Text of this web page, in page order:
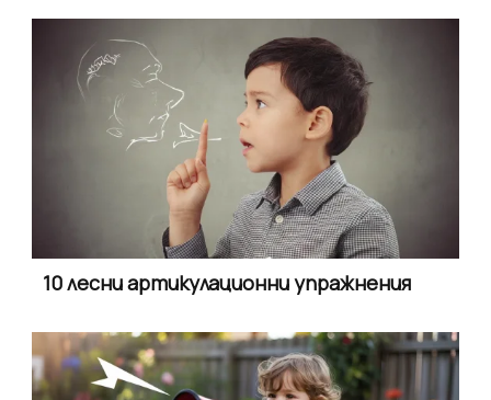
10 лесни артикулационни упражнения